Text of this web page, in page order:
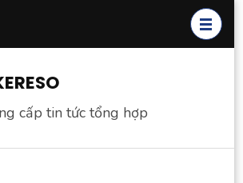
cấp tin tức tổng hợp